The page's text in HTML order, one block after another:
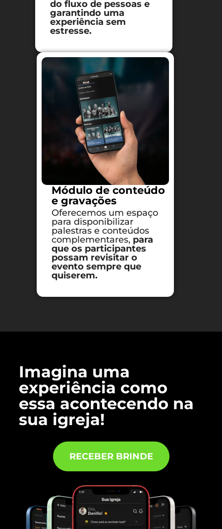
do fluxo de pessoas e
garantindo uma
experiência sem
estresse.
Módulo de conteúdo
e gravações​
Oferecemos um espaço
para disponibilizar
palestras e conteúdos
complementares, para
que os participantes
possam revisitar o
evento sempre que
quiserem.
Imagina uma
experiência como
essa acontecendo na
sua igreja!
RECEBER BRINDE